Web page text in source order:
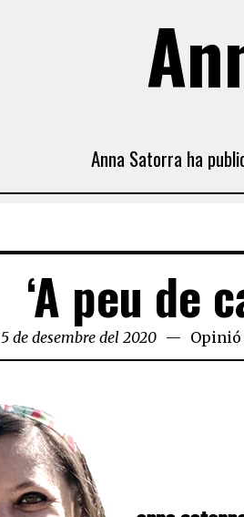
Anna Satorra ha
‘A peu de
5 de desembre del 2020 Opinió